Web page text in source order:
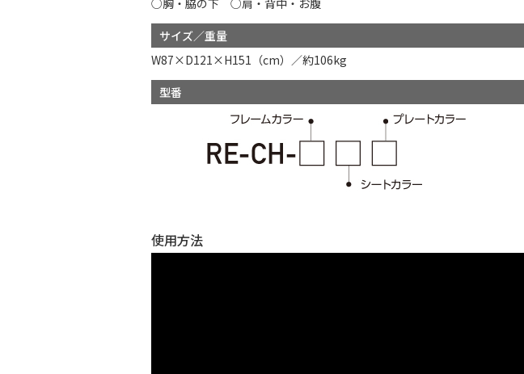
○胸・脇の下 ○肩・背中・お腹
サイズ／重量
W87×D121×H151（cm）／約106kg
型番
使用方法